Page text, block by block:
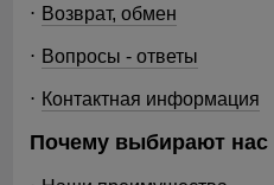
Возврат, обмен
Вопросы - ответы
Контактная информация
Почему выбирают нас